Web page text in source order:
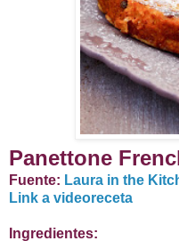
Panettone
Fuente: Laura in the
Link a videoreceta
Ingredientes: